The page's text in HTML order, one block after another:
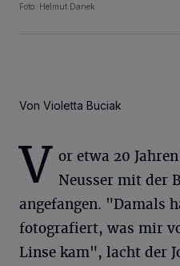
Foto: Helmut Danek
Von Violetta Buciak
V or etwa 20
Neusser mit der
angefangen. "Damals
fotografiert, was mir
Linse kam", lacht der